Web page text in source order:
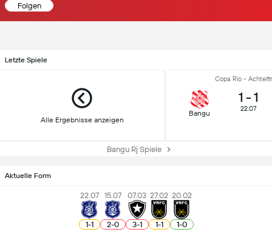
Folgen
Letzte Spiele
Alle Ergebnisse anzeigen
Copa Rio -
Bangu
1 - 1
22.07
Bangu Rj Spiele
Aktuelle Form
22.07
1-1
15.07
2-0
07.03
3-1
27.02
1-1
20.02
1-0